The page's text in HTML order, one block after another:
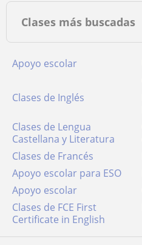
Clases más buscadas
Apoyo escolar
Clases de Inglés
Clases de Lengua
Castellana y Literatura
Clases de Francés
Apoyo escolar para ESO
Apoyo escolar
Clases de FCE First
Certificate in English